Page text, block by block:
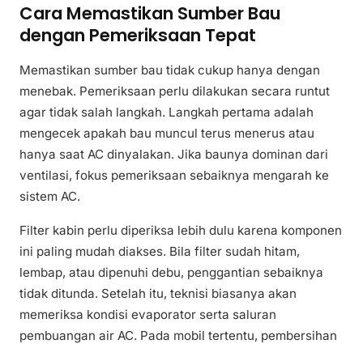
Cara Memastikan Sumber Bau
dengan Pemeriksaan Tepat
Memastikan sumber bau tidak cukup hanya dengan
menebak. Pemeriksaan perlu dilakukan secara runtut
agar tidak salah langkah. Langkah pertama adalah
mengecek apakah bau muncul terus menerus atau
hanya saat AC dinyalakan. Jika baunya dominan dari
ventilasi, fokus pemeriksaan sebaiknya mengarah ke
sistem AC.
Filter kabin perlu diperiksa lebih dulu karena komponen
ini paling mudah diakses. Bila filter sudah hitam,
lembap, atau dipenuhi debu, penggantian sebaiknya
tidak ditunda. Setelah itu, teknisi biasanya akan
memeriksa kondisi evaporator serta saluran
pembuangan air AC. Pada mobil tertentu, pembersihan